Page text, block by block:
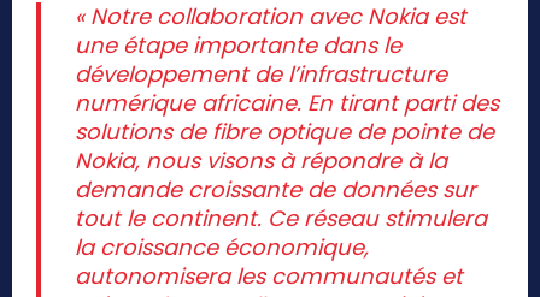
« Notre collaboration avec Nokia est
une étape importante dans le
développement de l’infrastructure
numérique africaine. En tirant parti des
solutions de fibre optique de pointe de
Nokia, nous visons à répondre à la
demande croissante de données sur
tout le continent. Ce réseau stimulera
la croissance économique,
autonomisera les communautés et